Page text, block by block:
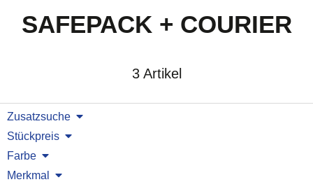
SAFEPACK + COURIER
3 Artikel
Zusatzsuche
Stückpreis
Farbe
Merkmal